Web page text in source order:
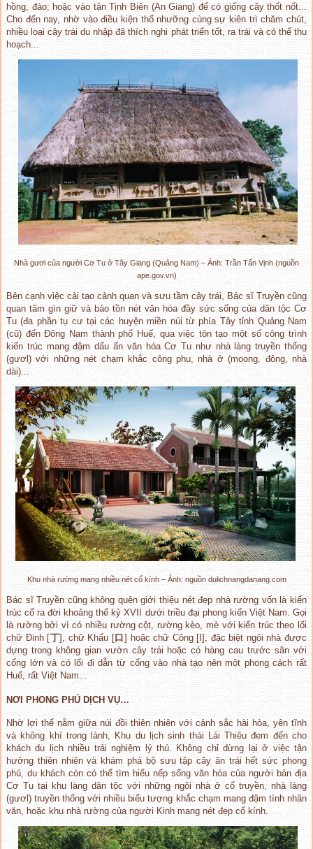
hồng, đào; hoặc vào tận Tịnh Biên (An Giang) để có giống cây thốt nốt...
Cho đến nay, nhờ vào điều kiện thổ nhưỡng cùng sự kiên trì chăm chút,
nhiều loại cây trái du nhập đã thích nghi phát triển tốt, ra trái và có thể thu
hoạch...
Nhà gươl của người Cơ Tu ở Tây Giang (Quảng Nam) – Ảnh: Trần Tấn Vịnh (nguồn
ape.gov.vn)
Bên cạnh việc cải tạo cảnh quan và sưu tầm cây trái, Bác sĩ Truyền cũng
quan tâm gìn giữ và bảo tồn nét văn hóa đầy sức sống của dân tộc Cơ
Tu (đa phần tụ cư tại các huyện miền núi từ phía Tây tỉnh Quảng Nam
(cũ) đến Đông Nam thành phố Huế, qua việc tôn tạo một số công trình
kiến trúc mang đậm dấu ấn văn hóa Cơ Tu như nhà làng truyền thống
(gươl) với những nét chạm khắc công phu, nhà ở (moong, đông, nhà
dài)...
Khu nhà rường mang nhiều nét cổ kính – Ảnh: nguồn dulichnangdanang.com
Bác sĩ Truyền cũng không quên giới thiệu nét đẹp nhà rường vốn là kiến
trúc cổ ra đời khoảng thế kỷ XVII dưới triều đại phong kiến Việt Nam. Gọi
là rường bởi vì có nhiều rường cột, rường kèo, mè với kiến trúc theo lối
chữ Đinh [丁], chữ Khẩu [口] hoặc chữ Công [I], đặc biệt ngôi nhà được
dựng trong không gian vườn cây trái hoặc có hàng cau trước sân với
cổng lớn và có lối đi dẫn từ cổng vào nhà tạo nên một phong cách rất
Huế, rất Việt Nam...
NƠI PHONG PHÚ DỊCH VỤ…
Nhờ lợi thế nằm giữa núi đồi thiên nhiên với cảnh sắc hài hòa, yên tĩnh
và không khí trong lành, Khu du lịch sinh thái Lái Thiêu đem đến cho
khách du lịch nhiều trải nghiệm lý thú. Không chỉ dừng lại ở việc tận
hưởng thiên nhiên và khám phá bộ sưu tập cây ăn trái hết sức phong
phú, du khách còn có thể tìm hiểu nếp sống văn hóa của người bản địa
Cơ Tu tại khu làng dân tộc với những ngôi nhà ở cổ truyền, nhà làng
(gươl) truyền thống với nhiều biểu tượng khắc chạm mang đậm tính nhân
văn, hoặc khu nhà rường của người Kinh mang nét đẹp cổ kính.